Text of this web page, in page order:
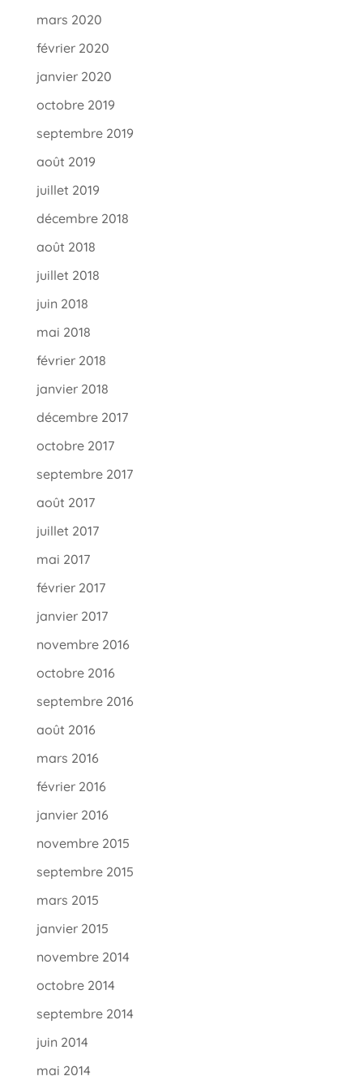
mars 2020
février 2020
janvier 2020
octobre 2019
septembre 2019
août 2019
juillet 2019
décembre 2018
août 2018
juillet 2018
juin 2018
mai 2018
février 2018
janvier 2018
décembre 2017
octobre 2017
septembre 2017
août 2017
juillet 2017
mai 2017
février 2017
janvier 2017
novembre 2016
octobre 2016
septembre 2016
août 2016
mars 2016
février 2016
janvier 2016
novembre 2015
septembre 2015
mars 2015
janvier 2015
novembre 2014
octobre 2014
septembre 2014
juin 2014
mai 2014